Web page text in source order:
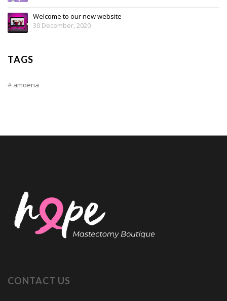
Welcome to our new website
30 December, 2020
TAGS
amoena
CONTACT US